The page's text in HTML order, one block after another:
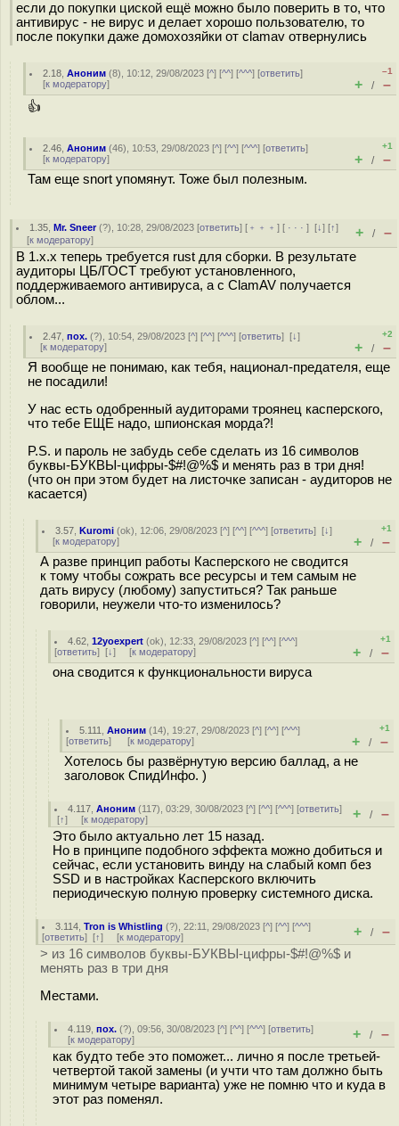
если до покупки циской ещё можно было поверить в то, что
антивирус - не вирус и делает хорошо пользователю, то
после покупки даже домохозяйки от clamav отвернулись
2.18 ,Аноним (8), 10:12, 29/08/2023 [^] [^^] [^^^] [ответить]
[к модератору]
–1
+ / –
👍
2.46 ,Аноним (46), 10:53, 29/08/2023 [^] [^^] [^^^] [ответить]
[к модератору]
+1
+ / –
Там еще snort упомянут. Тоже был полезным.
1.35 ,Mr. Sneer(?), 10:28, 29/08/2023 [ответить] [ ﹢﹢﹢] [ · · ·][↓] [↑]
[к модератору] + / –
В 1.х.х теперь требуется rust для сборки. В результате
аудиторы ЦБ/ГОСТ требуют установленного,
поддерживаемого антивируса, а с ClamAV получается
облом...
2.47 ,пох. (?), 10:54, 29/08/2023 [^] [^^] [^^^] [ответить][↓]
[к модератору]
+2
+ / –
Я вообще не понимаю, как тебя, национал-предателя, еще
не посадили!
У нас есть одобренный аудиторами троянец касперского,
что тебе ЕЩЕ надо, шпионская морда?!
P.S. и пароль не забудь себе сделать из 16 символов
буквы-БУКВЫ-цифры-$#!@%$ и менять раз в три дня!
(что он при этом будет на листочке записан - аудиторов не
касается)
3.57 ,Kuromi (ok), 12:06, 29/08/2023 [^] [^^] [^^^] [ответить][↓]
[к модератору]
+1
+ / –
А разве принцип работы Касперского не сводится
к тому чтобы сожрать все ресурсы и тем самым не
дать вирусу (любому) запуститься? Так раньше
говорили, неужели что-то изменилось?
4.62 ,12yoexpert (ok), 12:33, 29/08/2023 [^] [^^] [^^^]
[ответить] [↓] [к модератору]
+1
+ / –
она сводится к функциональности вируса
5.111 ,Аноним (14), 19:27, 29/08/2023 [^] [^^] [^^^]
[ответить] [к модератору]
+1
+ / –
Хотелось бы развёрнутую версию баллад, а не
заголовок СпидИнфо. )
4.117 ,Аноним (117), 03:29, 30/08/2023 [^] [^^] [^^^] [ответить]
[↑] [к модератору] + / –
Это было актуально лет 15 назад.
Но в принципе подобного эффекта можно добиться и
сейчас, если установить винду на слабый комп без
SSD и в настройках Касперского включить
периодическую полную проверку системного диска.
3.114 ,Tron is Whistling (?), 22:11, 29/08/2023 [^] [^^] [^^^]
[ответить] [↑] [к модератору] + / –
> из 16 символов буквы-БУКВЫ-цифры-$#!@%$ и
менять раз в три дня
Местами.
4.119 ,пох. (?), 09:56, 30/08/2023 [^] [^^] [^^^] [ответить]
[к модератору] + / –
как будто тебе это поможет... лично я после третьей-
четвертой такой замены (и учти что там должно быть
минимум четыре варианта) уже не помню что и куда в
этот раз поменял.